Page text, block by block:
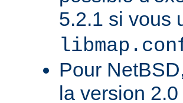
5.2.1 si vous
Pour
la version